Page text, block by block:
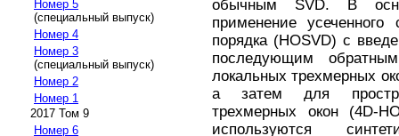
Номер 5
(специальный выпуск)
Номер 4
Номер 3
(специальный выпуск)
Номер 2
Номер 1
2017 Том 9
Номер 6
обычным SVD. В
применение усеченного
порядка (HOSVD) с
последующим
локальных трехмерных
а затем для
трехмерных окон (4D-
используются